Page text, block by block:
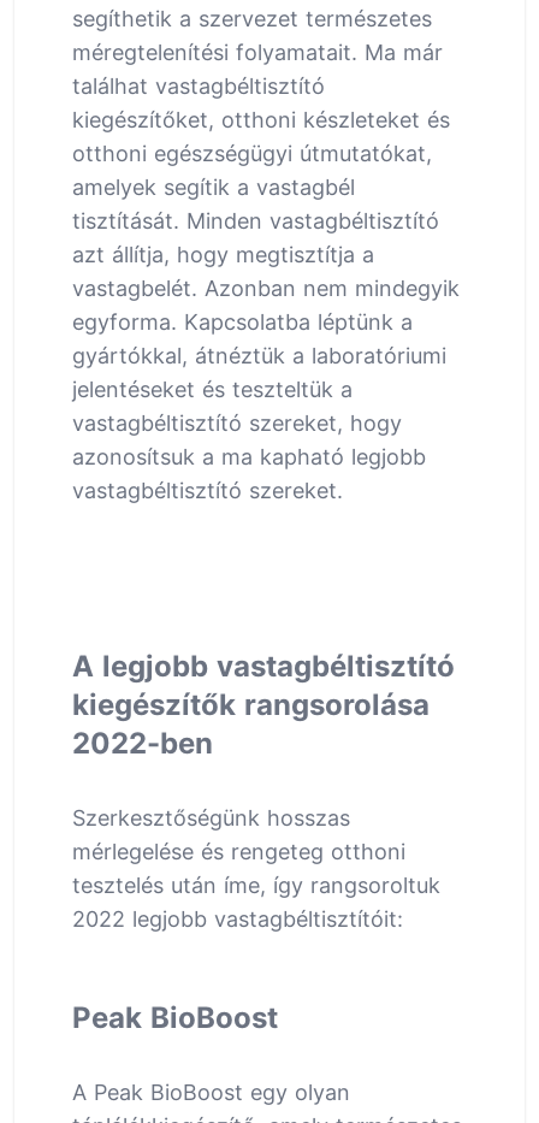
segíthetik a szervezet természetes
méregtelenítési folyamatait. Ma már
találhat vastagbéltisztító
kiegészítőket, otthoni készleteket és
otthoni egészségügyi útmutatókat,
amelyek segítik a vastagbél
tisztítását. Minden vastagbéltisztító
azt állítja, hogy megtisztítja a
vastagbelét. Azonban nem mindegyik
egyforma. Kapcsolatba léptünk a
gyártókkal, átnéztük a laboratóriumi
jelentéseket és teszteltük a
vastagbéltisztító szereket, hogy
azonosítsuk a ma kapható legjobb
vastagbéltisztító szereket.
A legjobb vastagbéltisztító
kiegészítők rangsorolása
2022-ben
Szerkesztőségünk hosszas
mérlegelése és rengeteg otthoni
tesztelés után íme, így rangsoroltuk
2022 legjobb vastagbéltisztítóit:
Peak BioBoost
A Peak BioBoost egy olyan